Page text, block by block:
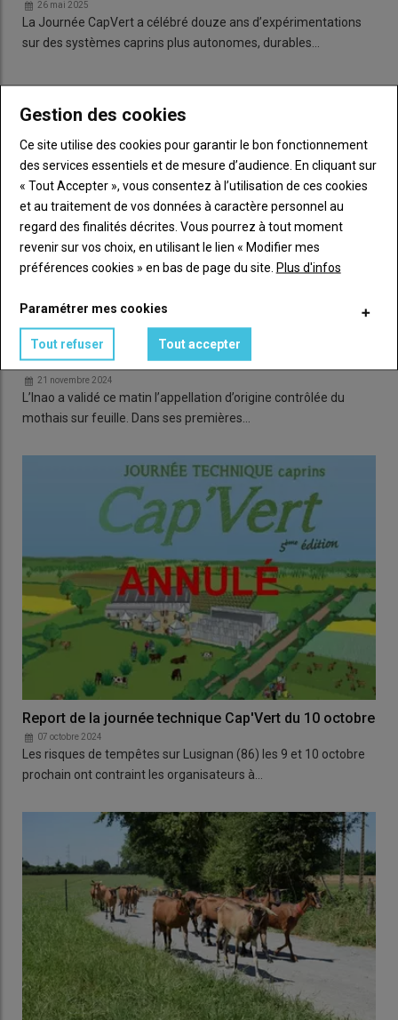
26 mai 2025
La Journée CapVert a célébré douze ans d’expérimentations
sur des systèmes caprins plus autonomes, durables…
Le Mothais sur feuille est officiellement un fromage
sous appellation d'origine contrôlée
21 novembre 2024
L’Inao a validé ce matin l’appellation d’origine contrôlée du
mothais sur feuille. Dans ses premières…
Report de la journée technique Cap'Vert du 10 octobre
07 octobre 2024
Les risques de tempêtes sur Lusignan (86) les 9 et 10 octobre
prochain ont contraint les organisateurs à…
Gestion des cookies
Ce site utilise des cookies pour garantir le bon fonctionnement
des services essentiels et de mesure d’audience. En cliquant sur
« Tout Accepter », vous consentez à l’utilisation de ces cookies
et au traitement de vos données à caractère personnel au
regard des finalités décrites. Vous pourrez à tout moment
revenir sur vos choix, en utilisant le lien « Modifier mes
préférences cookies » en bas de page du site. Plus d'infos
Paramétrer mes cookies
Tout refuser Tout accepter